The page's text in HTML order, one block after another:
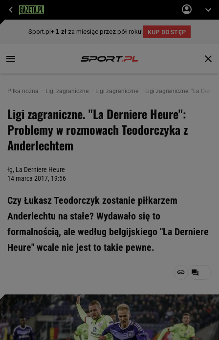
Piłka nożna Ligi zagraniczne Ligi zagraniczne Ligi zagraniczne. "La
Ligi zagraniczne. "La Derniere Heure":
Problemy w rozmowach Teodorczyka z
Anderlechtem
łg, La Derniere Heure
14 marca 2017, 19:56
Czy Łukasz Teodorczyk zostanie piłkarzem
Anderlechtu na stałe? Wydawało się to
formalnością, ale według belgijskiego "La Derniere
Heure" wcale nie jest to takie pewne.